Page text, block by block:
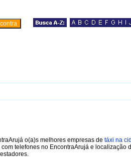
o(a)s melhores empresas de táxi na
com telefones no EncontraArujá e localização